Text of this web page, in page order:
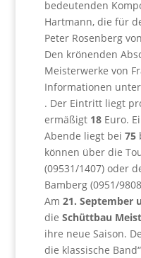
bedeutenden
Hartmann, die für
Peter Rosenberg
Den krönenden
Meisterwerke von
Informationen
. Der Eintritt liegt
ermäßigt 18Euro.
Abende liegt bei 75
können über die
(09531/1407) oder
Bamberg (0951/
Am 21. September
die Schüttbau
ihre neue Saison.
die klassische